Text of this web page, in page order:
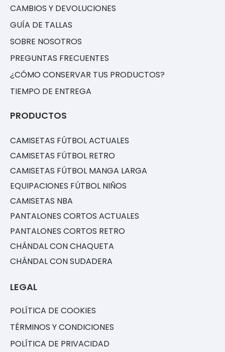
CAMBIOS Y DEVOLUCIONES
GUÍA DE TALLAS
SOBRE NOSOTROS
PREGUNTAS FRECUENTES
¿CÓMO CONSERVAR TUS PRODUCTOS?
TIEMPO DE ENTREGA
PRODUCTOS
CAMISETAS FÚTBOL ACTUALES
CAMISETAS FÚTBOL RETRO
CAMISETAS FÚTBOL MANGA LARGA
EQUIPACIONES FÚTBOL NIÑOS
CAMISETAS NBA
PANTALONES CORTOS ACTUALES
PANTALONES CORTOS RETRO
CHÁNDAL CON CHAQUETA
CHÁNDAL CON SUDADERA
LEGAL
POLÍTICA DE COOKIES
TÉRMINOS Y CONDICIONES
POLÍTICA DE PRIVACIDAD